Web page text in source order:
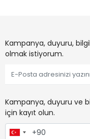
Kampanya, duyuru,
olmak istiyorum.
Kampanya, duyuru ve
için kayıt olun.